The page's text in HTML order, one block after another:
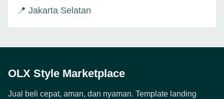
📍 Jakarta Selatan
OLX Style Marketplace
Jual beli cepat, aman, dan nyaman. Template landing